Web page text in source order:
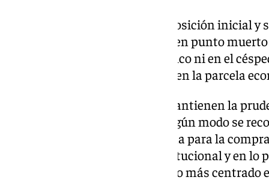
De momento, todo vuelve a la posición inicial
torno a un club que ha entrado en punto
de juego. Sin referentes en el palco ni en el
asumir la batuta del club tanto en la parcela
En cualquier caso, las partes mantienen la
en las próximas horas y si de algún modo se
entran nuevos actores en escena para la
vive inmerso en una crisis institucional y en
las últimas campañas ha estado más centrado